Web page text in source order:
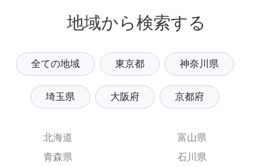
地域から検索する
全ての地域 東京都 神奈川県
埼玉県 大阪府 京都府
北海道
青森県
富山県
石川県